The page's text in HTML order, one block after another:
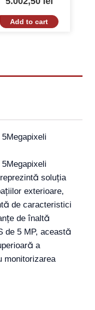
Add to cart
soluția
exterioare,
de caracteristici
de înaltă
de 5 MP, această
a
monitorizarea